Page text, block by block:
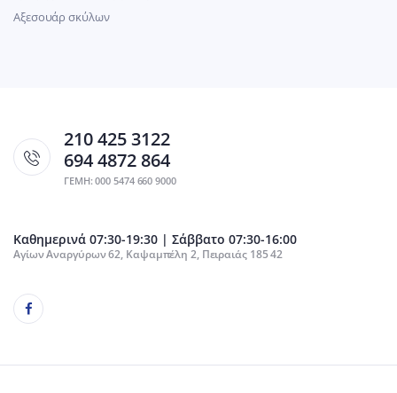
Αξεσουάρ σκύλων
210 425 3122
694 4872 864
ΓΕΜΗ: 000 5474 660 9000
Καθημερινά 07:30-19:30 | Σάββατο 07:30-16:00
Αγίων Αναργύρων 62, Καψαμπέλη 2, Πειραιάς 185 42